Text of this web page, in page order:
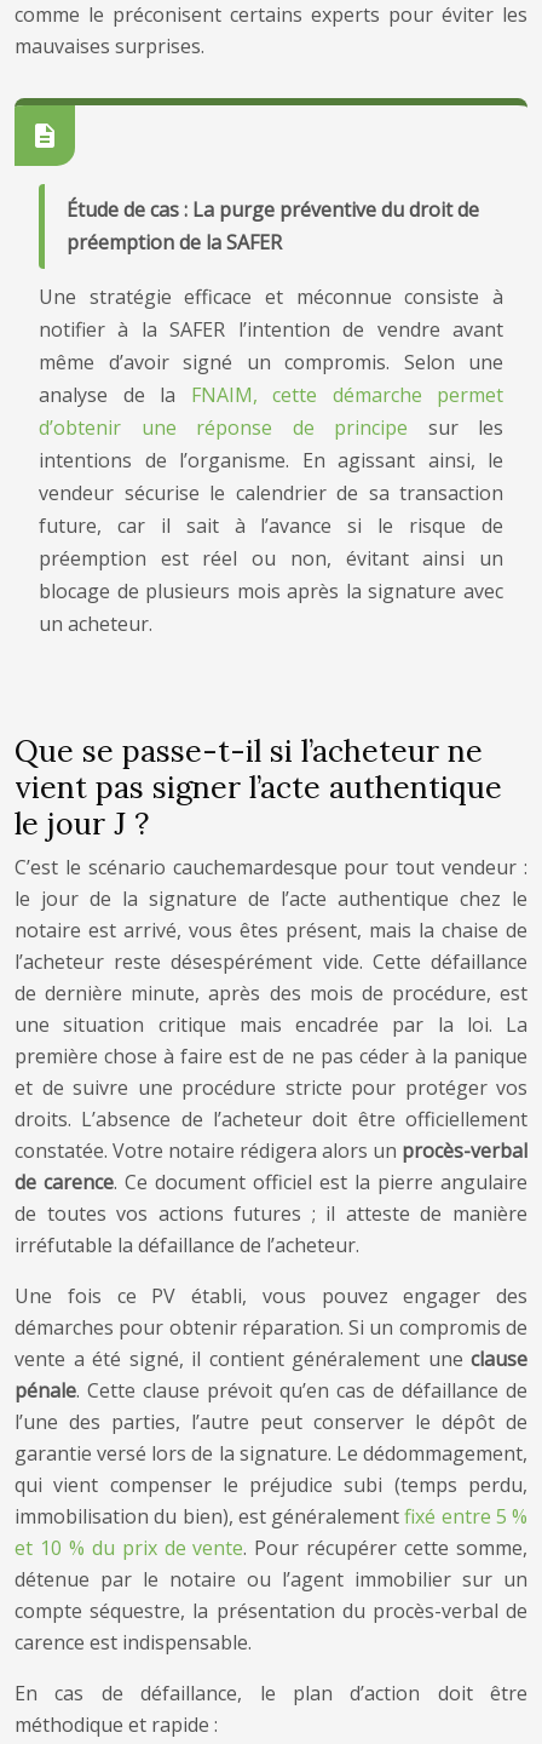
comme le préconisent certains experts pour éviter les
mauvaises surprises.
Étude de cas : La purge préventive du droit de
préemption de la SAFER
Une stratégie efficace et méconnue consiste à
notifier à la SAFER l’intention de vendre avant
même d’avoir signé un compromis. Selon une
analyse de la FNAIM, cette démarche permet
d’obtenir une réponse de principe sur les
intentions de l’organisme. En agissant ainsi, le
vendeur sécurise le calendrier de sa transaction
future, car il sait à l’avance si le risque de
préemption est réel ou non, évitant ainsi un
blocage de plusieurs mois après la signature avec
un acheteur.
Que se passe-t-il si l’acheteur ne
vient pas signer l’acte authentique
le jour J ?
C’est le scénario cauchemardesque pour tout vendeur :
le jour de la signature de l’acte authentique chez le
notaire est arrivé, vous êtes présent, mais la chaise de
l’acheteur reste désespérément vide. Cette défaillance
de dernière minute, après des mois de procédure, est
une situation critique mais encadrée par la loi. La
première chose à faire est de ne pas céder à la panique
et de suivre une procédure stricte pour protéger vos
droits. L’absence de l’acheteur doit être officiellement
constatée. Votre notaire rédigera alors un procès-verbal
de carence. Ce document officiel est la pierre angulaire
de toutes vos actions futures ; il atteste de manière
irréfutable la défaillance de l’acheteur.
Une fois ce PV établi, vous pouvez engager des
démarches pour obtenir réparation. Si un compromis de
vente a été signé, il contient généralement une clause
pénale. Cette clause prévoit qu’en cas de défaillance de
l’une des parties, l’autre peut conserver le dépôt de
garantie versé lors de la signature. Le dédommagement,
qui vient compenser le préjudice subi (temps perdu,
immobilisation du bien), est généralementfixé entre 5 %
et 10 % du prix de vente. Pour récupérer cette somme,
détenue par le notaire ou l’agent immobilier sur un
compte séquestre, la présentation du procès-verbal de
carence est indispensable.
En cas de défaillance, le plan d’action doit être
méthodique et rapide :